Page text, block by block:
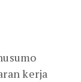
kerja